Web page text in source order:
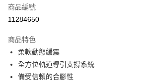
ATM付款
運送方式
宅配
每筆NT$100，滿NT$3,500(含以上)免運費
商品編號
11284650
商品特色
柔軟動態緩震
全方位軌道導引支撐系統
備受信賴的合腳性